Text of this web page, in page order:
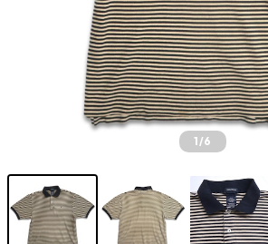
1/6